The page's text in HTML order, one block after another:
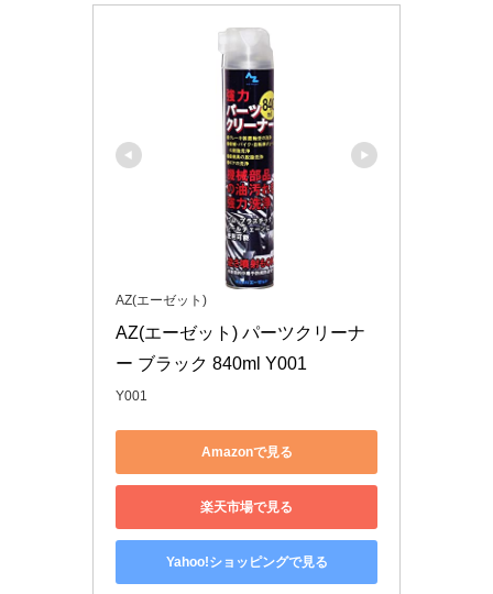
AZ(エーゼット)
AZ(エーゼット) パーツクリーナ
ー ブラック 840ml Y001
Y001
Amazonで見る
楽天市場で見る
Yahoo!ショッピングで見る